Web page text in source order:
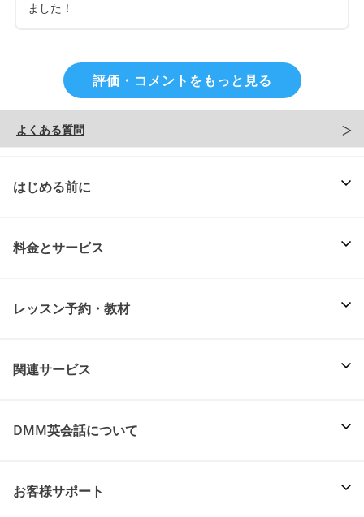
ました！
評価・コメントをもっと見る
よくある質問
はじめる前に
料金とサービス
レッスン予約・教材
関連サービス
DMM英会話について
お客様サポート